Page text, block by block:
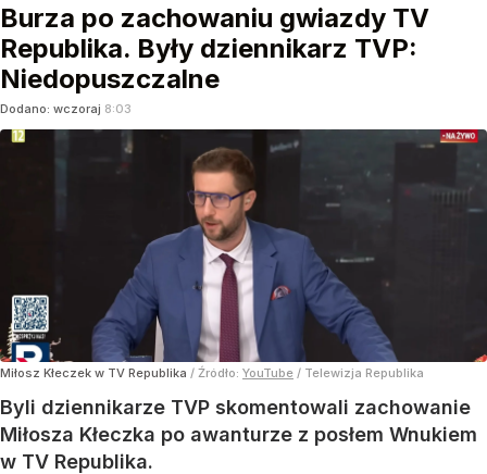
Burza po zachowaniu gwiazdy TV
Republika. Były dziennikarz TVP:
Niedopuszczalne
Dodano: wczoraj 8:03
Miłosz Kłeczek w TV Republika / Źródło: YouTube / Telewizja Republika
Byli dziennikarze TVP skomentowali zachowanie
Miłosza Kłeczka po awanturze z posłem Wnukiem
w TV Republika.